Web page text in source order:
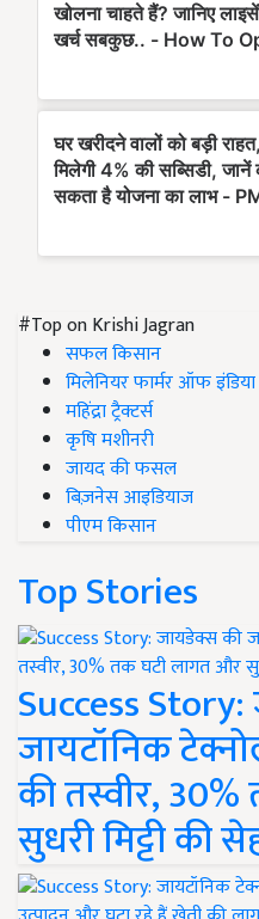
#Top on Krishi Jagran
सफल किसान
मिलेनियर फार्मर ऑफ इंडिया
महिंद्रा ट्रैक्टर्स
कृषि मशीनरी
जायद की फसल
बिज़नेस आइडियाज
पीएम किसान
Top Stories
Success
जायटॉनिक
की तस्वीर,
सुधरी मिट्टी की